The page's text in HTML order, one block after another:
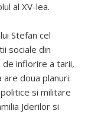
al XV-lea.
Stefan cel
sociale din
inflorire a tarii,
doua planuri:
si militare
Jderilor si